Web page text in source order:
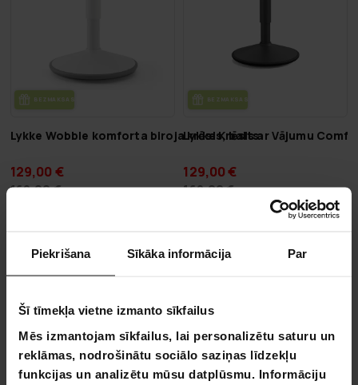
Piekrišana Sīkāka informācija Par
Šī tīmekļa vietne izmanto sīkfailus
Mēs izmantojam sīkfailus, lai personalizētu saturu un
reklāmas, nodrošinātu sociālo saziņas līdzekļu
funkcijas un analizētu mūsu datplūsmu. Informāciju
BEZ­MAK­SAS PIE­GĀ­DE
Lykke Wobble komforta biroja krēsls, balts
129,00 €
169,00 €
BEZ­MAK­SAS PIE­GĀ­DE
Lykke Krēsls ar Vājumu
129,00 €
169,00 €